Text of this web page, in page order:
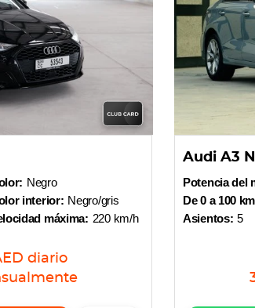
Negro
interior: Negro/gris
máxima: 220 km/h
diario
Audi A3
Potencia del
De 0 a 100
Asientos: 5